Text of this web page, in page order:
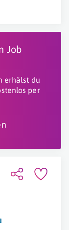
Job
erhälst du
per